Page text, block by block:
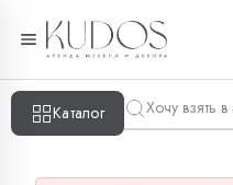
Каталог